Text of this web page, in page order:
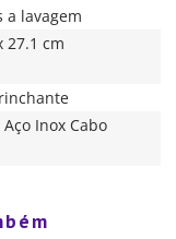
a lavagem
27.1 cm
Inox Cabo